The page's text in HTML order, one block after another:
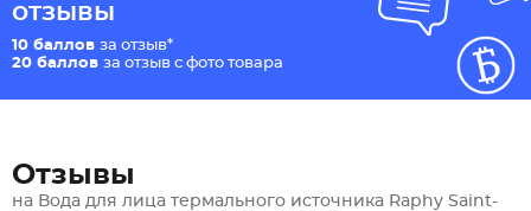
отзывы
10 баллов за отзыв*
20 баллов за отзыв с фото товара
Отзывы
на Вода для лица термального источника Raphy Saint-